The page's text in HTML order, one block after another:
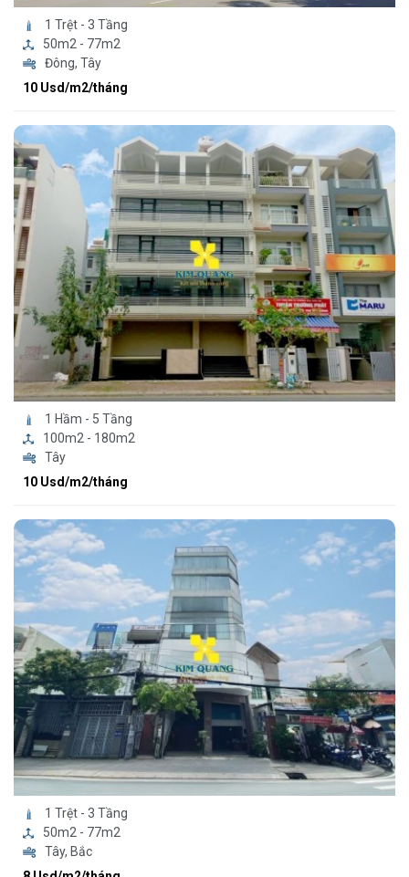
1 Trệt - 3 Tầng
50m2 - 77m2
Đông, Tây
10 Usd/m2/tháng
1 Hầm - 5 Tầng
100m2 - 180m2
Tây
10 Usd/m2/tháng
1 Trệt - 3 Tầng
50m2 - 77m2
Tây, Bắc